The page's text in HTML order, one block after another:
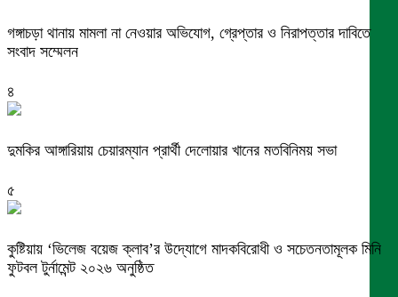
গঙ্গাচড়া থানায় মামলা না নেওয়ার অভিযোগ, গ্রেপ্তার ও নিরাপত্তার দাবিতে
সংবাদ সম্মেলন
৪
দুমকির আঙ্গারিয়ায় চেয়ারম্যান প্রার্থী দেলোয়ার খানের মতবিনিময় সভা
৫
কুষ্টিয়ায় ‘ভিলেজ বয়েজ ক্লাব’র উদ্যোগে মাদকবিরোধী ও সচেতনতামূলক মিনি
ফুটবল টুর্নামেন্ট ২০২৬ অনুষ্ঠিত